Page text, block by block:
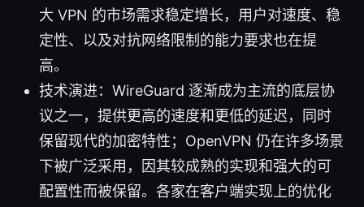
大 VPN 的市场需求稳定增长，用户对速度、稳
定性、以及对抗网络限制的能力要求也在提
高。
技术演进：WireGuard 逐渐成为主流的底层协
议之一，提供更高的速度和更低的延迟，同时
保留现代的加密特性；OpenVPN 仍在许多场景
下被广泛采用，因其较成熟的实现和强大的可
配置性而被保留。各家在客户端实现上的优化